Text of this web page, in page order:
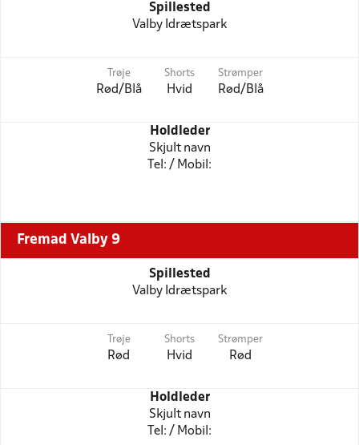
Spillested
Valby Idrætspark
Trøje
Rød/Blå
Shorts
Hvid
Strømper
Rød/Blå
Holdleder
Skjult navn
Tel: / Mobil:
Fremad Valby 9
Spillested
Valby Idrætspark
Trøje
Rød
Shorts
Hvid
Strømper
Rød
Holdleder
Skjult navn
Tel: / Mobil: